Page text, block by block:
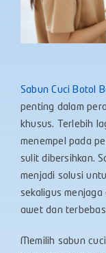
Sabun Cuci Botol
penting dalam
khusus. Terlebih
menempel pada
sulit dibersihkan.
menjadi solusi
sekaligus
awet dan
Memilih sabun